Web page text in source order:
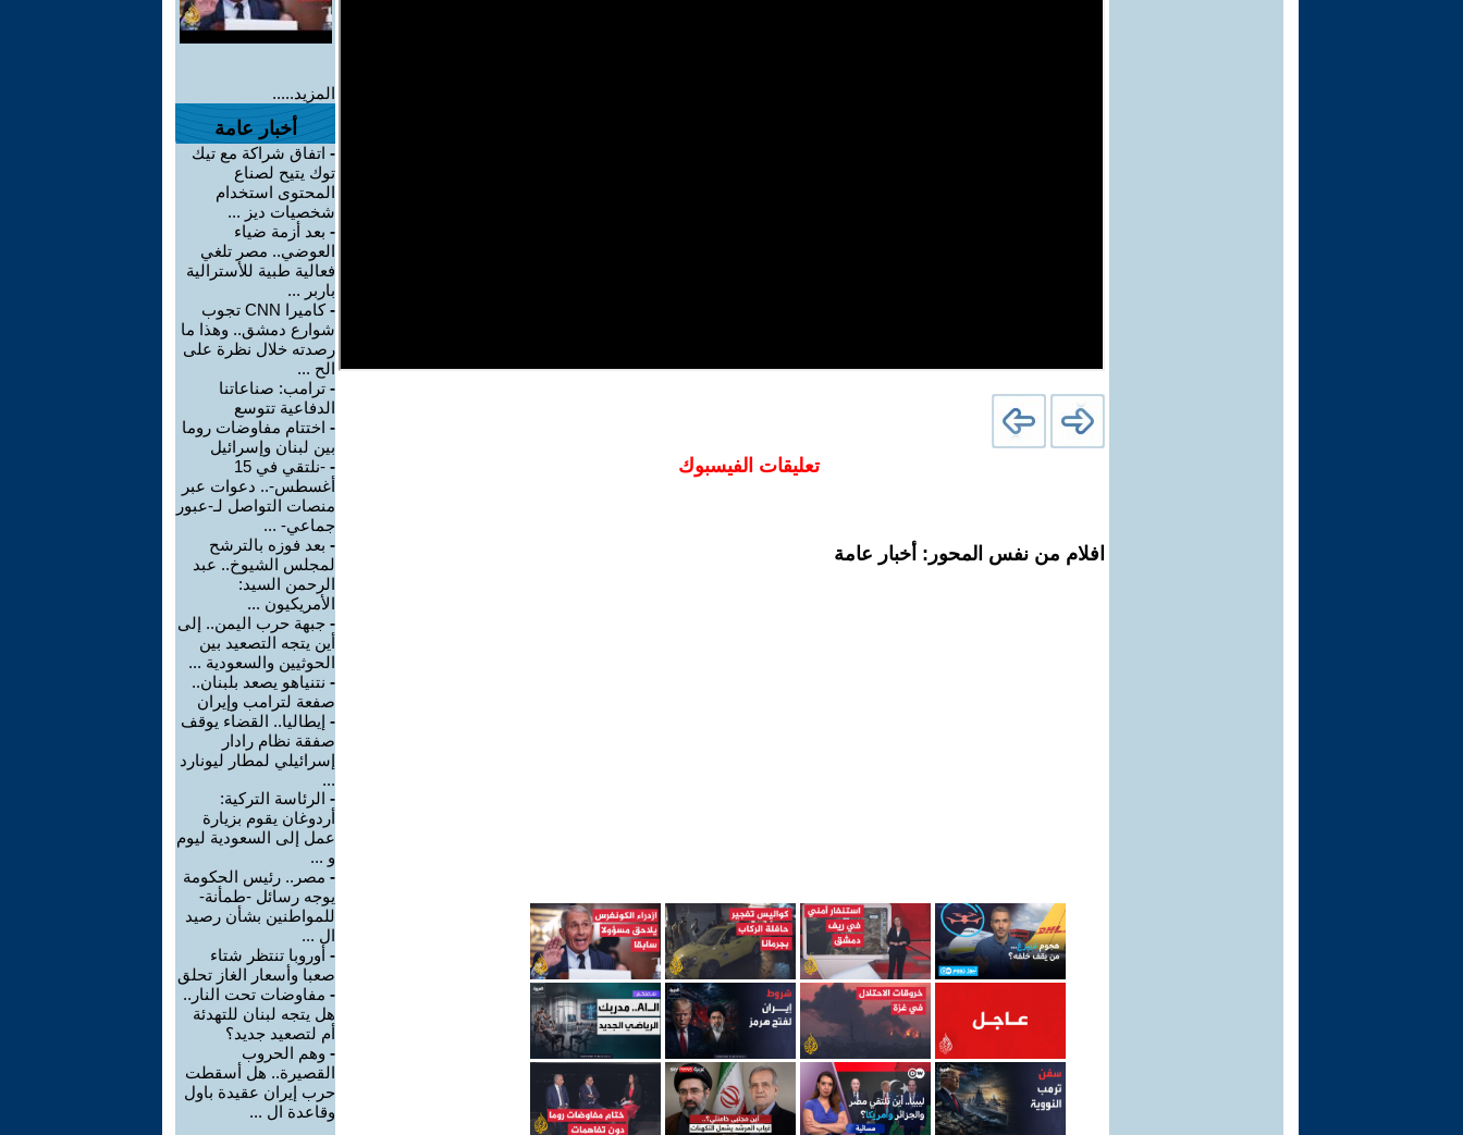
تعليقات الفيسبوك
افلام من نفس المحور: أخبار عامة
المزيد.....
أخبار عامة
- اتفاق شراكة مع تيك
توك يتيح لصناع
المحتوى استخدام
شخصيات ديز ...
- بعد أزمة ضياء
العوضي.. مصر تلغي
فعالية طبية للأسترالية
باربر ...
-
كاميرا CNN تجوب
شوارع دمشق.. وهذا ما
رصدته خلال نظرة على
الح ...
- ترامب: صناعاتنا
الدفاعية تتوسع
- اختتام مفاوضات روما
بين لبنان وإسرائيل
-
-نلتقي في 15
أغسطس-.. دعوات عبر
منصات التواصل لـ-عبور
جماعي- ...
- بعد فوزه بالترشح
لمجلس الشيوخ.. عبد
الرحمن السيد:
الأمريكيون ...
- جبهة حرب اليمن.. إلى
أين يتجه التصعيد بين
الحوثيين والسعودية ...
- نتنياهو يصعد بلبنان..
صفعة لترامب وإيران
- إيطاليا.. القضاء يوقف
صفقة نظام رادار
إسرائيلي لمطار ليونارد
...
- الرئاسة التركية:
أردوغان يقوم بزيارة
عمل إلى السعودية ليوم
و ...
- مصر.. رئيس الحكومة
يوجه رسائل -طمأنة-
للمواطنين بشأن رصيد
ال ...
- أوروبا تنتظر شتاء
صعبا وأسعار الغاز تحلق
- مفاوضات تحت النار..
هل يتجه لبنان للتهدئة
أم لتصعيد جديد؟
- وهم الحروب
القصيرة.. هل أسقطت
حرب إيران عقيدة باول
وقاعدة ال ...